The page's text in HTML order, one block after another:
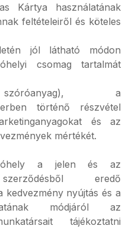
Kártya használatának
feltételeiről és köteles
jól látható módon
csomag tartalmát
a
történő részvétel
és az
mértékét.
a jelen és az
eredő
kedvezmény nyújtás és a
módjáról az
tájékoztatni